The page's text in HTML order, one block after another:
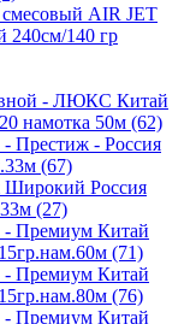
AIR JET
240см/140 гр
- ЛЮКС Китай
намотка 50м (62)
Престиж - Россия
(67)
Россия
(27)
Премиум Китай
(71)
Премиум Китай
(76)
Премиум Китай